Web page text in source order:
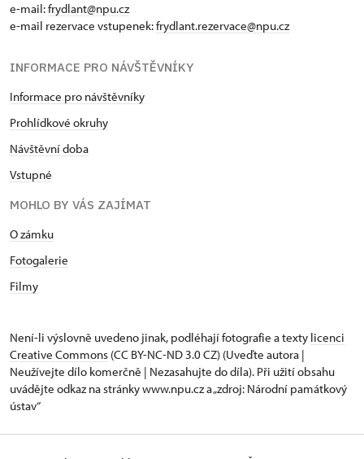
e-mail:frydlant@npu.cz
e-mail rezervace vstupenek:frydlant.rezervace@npu.cz
INFORMACE PRO NÁVŠTĚVNÍKY
Informace pro návštěvníky
Prohlídkové okruhy
Návštěvní doba
Vstupné
MOHLO BY VÁS ZAJÍMAT
O zámku
Fotogalerie
Filmy
Není-li výslovně uvedeno jinak, podléhají fotografie a texty licenci
Creative Commons (CC BY-NC-ND 3.0 CZ) (Uveďte autora |
Neužívejte dílo komerčně | Nezasahujte do díla). Při užití obsahu
uvádějte odkaz na stránky www.npu.cz a „zdroj: Národní památkový
ústav“